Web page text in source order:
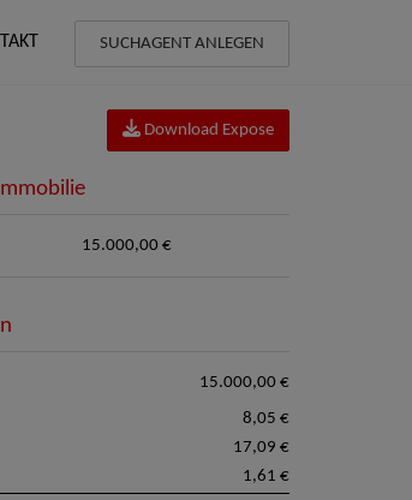
SUCHAGENT ANLEGEN
Download Expose
15.000,00 €
15.000,00 €
8,05 €
17,09 €
1,61 €